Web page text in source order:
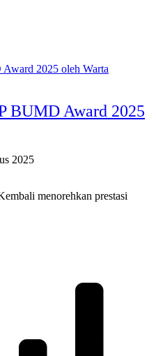
BUMD Award 2025
2025
menorehkan prestasi